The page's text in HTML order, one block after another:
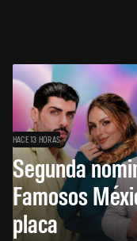
HACE 13 HORAS
Segunda
Famosos
placa